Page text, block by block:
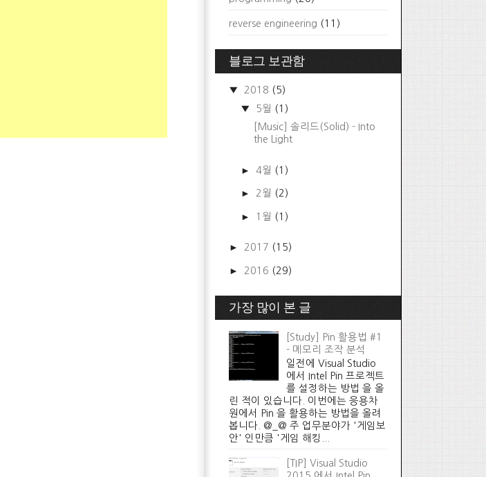
reverse engineering (11)
블로그 보관함
▼ 2018 (5)
▼
5월 (1)
[Music] 솔리드(Solid) - Into
the Light
►4월 (1)
► 2월 (2)
► 1월 (1)
► 2017 (15)
► 2016 (29)
가장 많이 본 글
[Study] Pin 활용법 #1
- 메모리 조작 분석
일전에 Visual Studio
에서 Intel Pin 프로젝트
를 설정하는 방법 을 올
린 적이 있습니다. 이번에는 응용차
원에서 Pin 을 활용하는 방법을 올려
봅니다. @_@ 주 업무분야가 '게임보
안' 인만큼 '게임 해킹...
[TIP] Visual Studio